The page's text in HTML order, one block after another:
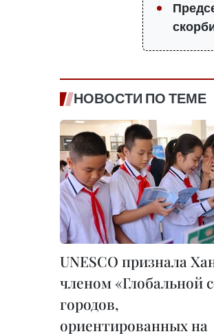
НОВОСТИ ПО ТЕМЕ
UNESCO признала
членом «Глобальной
городов,
ориентированных на